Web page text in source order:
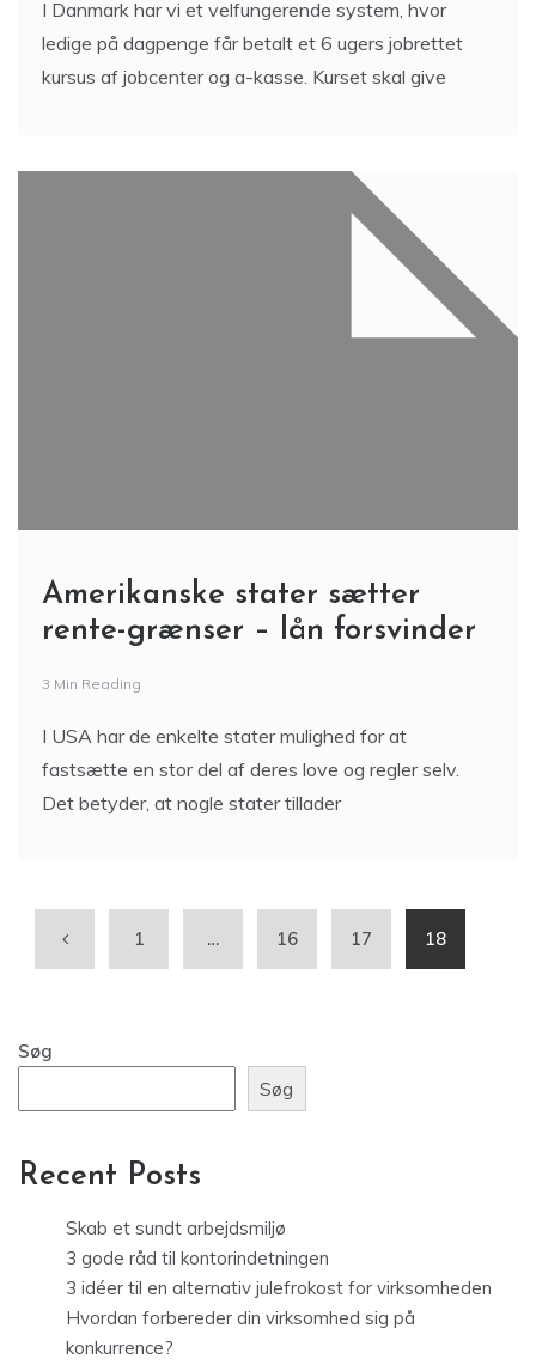
I Danmark har vi et velfungerende system, hvor
ledige på dagpenge får betalt et 6 ugers jobrettet
kursus af jobcenter og a-kasse. Kurset skal give
Amerikanske stater sætter
rente-grænser – lån forsvinder
3 Min Reading
I USA har de enkelte stater mulighed for at
fastsætte en stor del af deres love og regler selv.
Det betyder, at nogle stater tillader
1 … 16 17 18
Søg
Søg
Recent Posts
Skab et sundt arbejdsmiljø
3 gode råd til kontorindetningen
3 idéer til en alternativ julefrokost for virksomheden
Hvordan forbereder din virksomhed sig på
konkurrence?